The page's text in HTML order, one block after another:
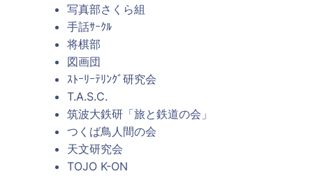
写真部さくら組
手話ｻｰｸﾙ
将棋部
図画団
ｽﾄｰﾘｰﾃﾘﾝｸﾞ研究会
T.A.S.C.
筑波大鉄研「旅と鉄道の会」
つくば鳥人間の会
天文研究会
TOJO K-ON